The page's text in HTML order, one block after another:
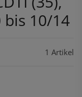
bis 10/14
1 Artikel